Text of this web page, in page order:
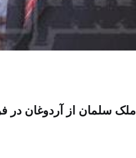
ملک سلمان از آردوغان در